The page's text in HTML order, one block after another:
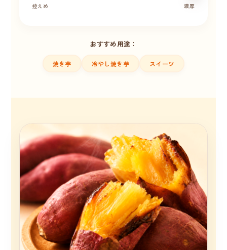
控えめ 濃厚
おすすめ用途：
焼き芋 冷やし焼き芋 スイーツ